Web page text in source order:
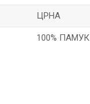
ЦРНА
100% ПАМУК